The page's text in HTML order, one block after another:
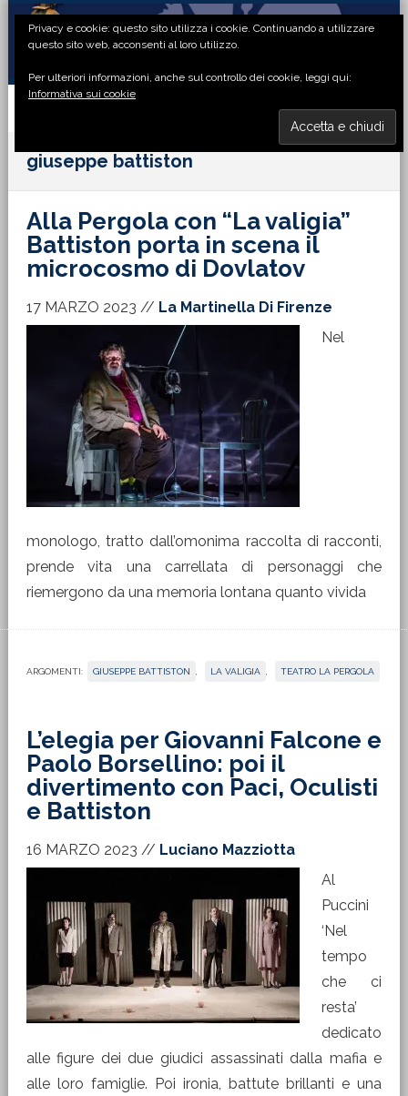
Passa
primaria
Passa
principale
Passa
laterale
Passa
di
giuseppe battiston
Alla Pergola con “La valigia”
Battiston porta in scena il
microcosmo di Dovlatov
17 MARZO 2023 // La Martinella Di Firenze
Nel
monologo, tratto dall’omonima raccolta di racconti,
prende vita una carrellata di personaggi che
riemergono da una memoria lontana quanto vivida
ARGOMENTI: GIUSEPPE BATTISTON LA VALIGIA TEATRO LA PERGOLA
L’elegia per Giovanni Falcone e
Paolo Borsellino: poi il
divertimento con Paci, Oculisti
e Battiston
16 MARZO 2023 // Luciano Mazziotta
Al
Puccini
‘Nel
tempo
che ci
resta’
dedicato
alle figure dei due giudici assassinati dalla mafia e
alle loro famiglie. Poi ironia, battute brillanti e una
Privacy e cookie: questo sito utilizza i cookie. Continuando a utilizzare
questo sito web, acconsenti al loro utilizzo.
Per ulteriori informazioni, anche sul controllo dei cookie, leggi qui:
Informativa sui cookie